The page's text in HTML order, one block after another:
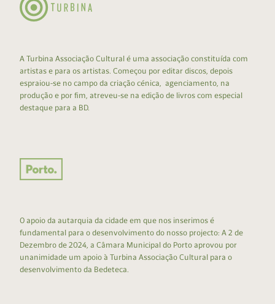
A Turbina Associação Cultural é uma associação constituída com
artistas e para os artistas. Começou por editar discos, depois
espraiou-se no campo da criação cénica, agenciamento, na
produção e por fim, atreveu-se na edição de livros com especial
destaque para a BD.
O apoio da autarquia da cidade em que nos inserimos é
fundamental para o desenvolvimento do nosso projecto: A 2 de
Dezembro de 2024, a Câmara Municipal do Porto aprovou por
unanimidade um apoio à Turbina Associação Cultural para o
desenvolvimento da Bedeteca.